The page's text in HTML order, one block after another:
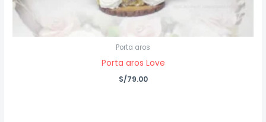
Porta aros
Porta aros Love
S/79.00